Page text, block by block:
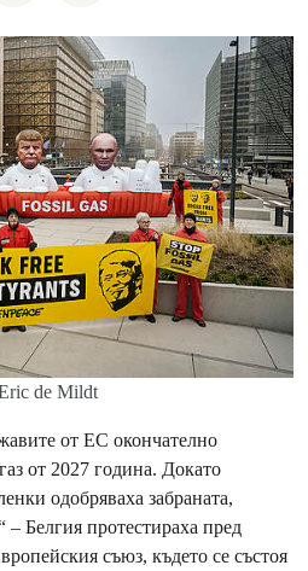
de Mildt
от ЕС окончателно
от 2027 година. Докато
одобряваха забраната,
Белгия протестираха пред
съюз, където се състоя